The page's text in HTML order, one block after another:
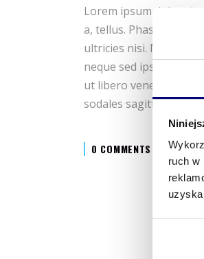
ruch w
Lorem ipsum dolor sit
a, tellus. Phasellus
ultricies nisi. Nam
neque sed ipsum.
ut libero venenatis
sodales sagittis
0 COMMENTS